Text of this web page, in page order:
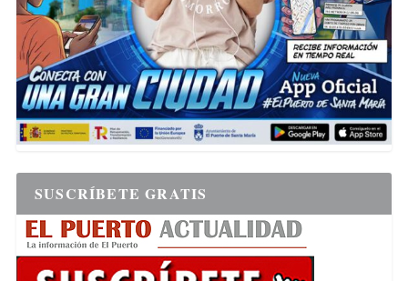
SUSCRÍBETE GRATIS